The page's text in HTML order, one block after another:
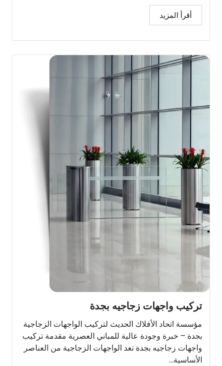
أقرأ المزيد
تركيب واجهات زجاجيه بجدة
مؤسسة اتحاد الأفلاك الحديث لتركيب الواجهات الزجاجية
بجدة – خبرة وجودة عالية للمباني العصرية مقدمة تركيب
واجهات زجاجيه بجدة تعد الواجهات الزجاجية من العناصر
الأساسية...